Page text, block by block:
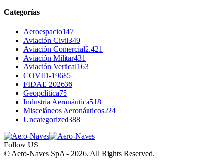
Categorías
Aeroespacio147
Aviación Civil349
Aviación Comercial2.421
Aviación Militar431
Aviación Vertical163
COVID-19685
FIDAE 202636
Geopolítica75
Industria Aeronáutica518
Misceláneos Aeronáuticos224
Uncategorized388
Follow US
© Aero-Naves SpA - 2026. All Rights Reserved.